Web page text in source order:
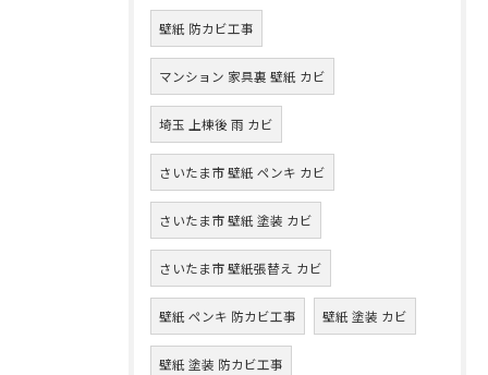
壁紙 防カビ工事
マンション 家具裏 壁紙 カビ
埼玉 上棟後 雨 カビ
さいたま市 壁紙 ペンキ カビ
さいたま市 壁紙 塗装 カビ
さいたま市 壁紙張替え カビ
壁紙 ペンキ 防カビ工事 壁紙 塗装 カビ
壁紙 塗装 防カビ工事